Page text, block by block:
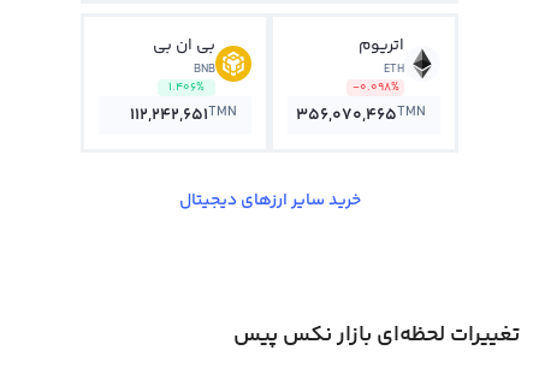
اتریوم
ETH
-0.098%
356,070,465TMN
بی ان بی
BNB
1.406%
112,242,651TMN
خرید سایر ارزهای دیجیتال
تغییرات لحظه‌ای بازار نکس پیس